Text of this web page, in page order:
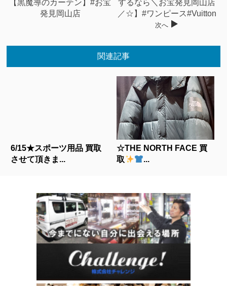
【黒魔導のカーテン】#お宝
発見岡山店
するなら＼お宝発見岡山店
／☆】#ワンピース#Vuitton
次へ
関連記事
6/15★スポーツ用品 買取
させて頂きま...
☆THE NORTH FACE 買
取
...